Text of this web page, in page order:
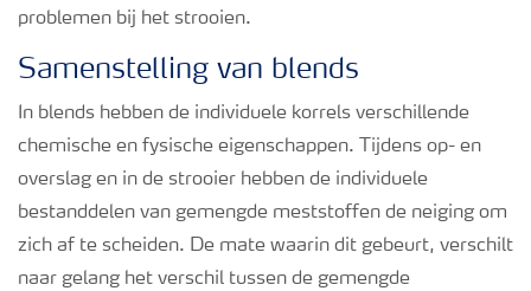
problemen bij het strooien.
Samenstelling van blends
In blends hebben de individuele korrels verschillende
chemische en fysische eigenschappen. Tijdens op- en
overslag en in de strooier hebben de individuele
bestanddelen van gemengde meststoffen de neiging om
zich af te scheiden. De mate waarin dit gebeurt, verschilt
naar gelang het verschil tussen de gemengde